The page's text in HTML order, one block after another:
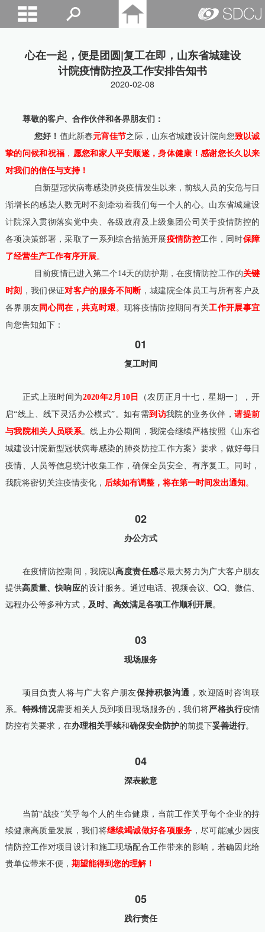
心在一起，便是团圆|复工在即，山东省城建设
计院疫情防控及工作安排告知书
2020-02-08
尊敬的客户、合作伙伴和各界朋友们：
您好！ 值此新春元宵佳节之际，山东省城建设计院向您致以诚
挚的问候和祝福 ， 愿您和家人平安顺遂，身体健康！ 感谢您长久以来
对我们的信任与支持！
自新型冠状病毒感染肺炎疫情发生以来，前线人员的安危与日
渐增长的感染人数无时不刻牵动着我们每一个人的心。山东省城建设
计院深入贯彻落实党中央、各级政府及上级集团公司关于疫情防控的
各项决策部署，采取了一系列综合措施开展疫情防控工作，同时保障
了经营生产工作有序开展。
目前疫情已进入第二个14天的防护期，在疫情防控工作的关键
时刻 ，我们保证对客户的服务不间断，城建院全体员工与所有客户及
各界朋友同心同在，共克时艰。 现将疫情防控期间有关工作开展事宜
向您告知如下：
01
复工时间
正式上班时间为2020年2月10日
（农历正月十七，星期一），开
启“线上、线下灵活办公模式”。如有需到访我院的业务伙伴，请提前
与我院相关人员联系。线上办公期间，我院会继续严格按照《山东省
城建设计院新型冠状病毒感染的肺炎防控工作方案》要求，做好每日
疫情、人员等信息统计收集工作，确保全员安全、有序复工。同时，
我院将密切关注疫情变化， 后续如有调整，将在第一时间发出通知。
02
办公方式
在疫情防控期间，我院以高度责任感尽最大努力为广大客户朋友
提供高质量、快响应的设计服务。通过电话、视频会议、QQ、微信、
远程办公等多种方式， 及时、高效满足各项工作顺利开展。
03
现场服务
项目负责人将与广大客户朋友保持积极沟通 ，欢迎随时咨询联
系。
特殊情况需要相关人员到项目现场服务的，我们将严格执行疫情
防控有关要求，在办理相关手续和确保安全防护的前提下妥善进行。
04
深表歉意
当前“战疫”关乎每个人的生命健康，当前工作关乎每个企业的持
续健康高质量发展，我们将继续竭诚做好各项服务 ，尽可能减少因疫
情防控工作对项目设计和施工现场配合工作带来的影响，若确因此给
贵单位带来不便， 期望能得到您的理解！
05
践行责任